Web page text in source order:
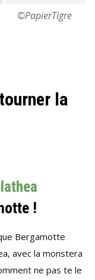
©PapierTigre
la
!
Bergamotte
avec la monstera
ne pas te le